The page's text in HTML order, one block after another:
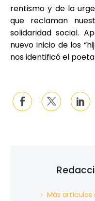
rentismo y de la
que reclaman
solidaridad social.
nuevo inicio de los
nos identificó el
Más artículos